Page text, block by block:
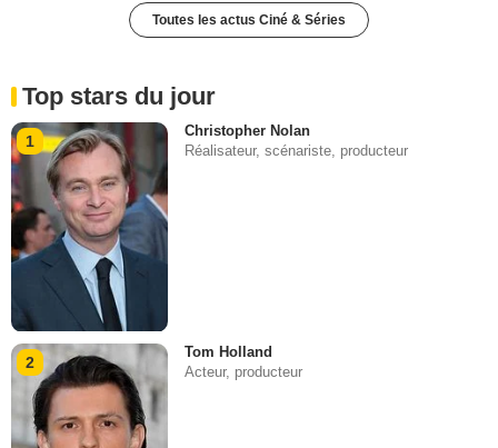
Toutes les actus Ciné & Séries
Top stars du jour
1
Christopher Nolan
Réalisateur, scénariste, producteur
2
Tom Holland
Acteur, producteur